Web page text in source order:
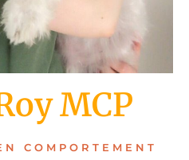
MCP
COMPORTEMENT